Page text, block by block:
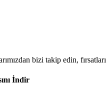
bizi takip edin, fırsatları
İndir